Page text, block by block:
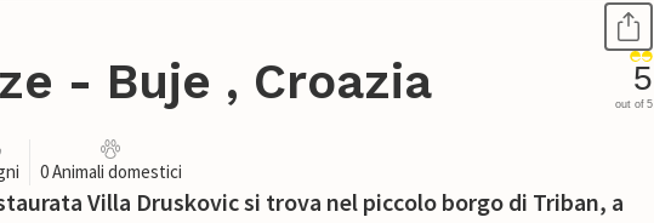
- Buje , Croazia 5
out of 5
0 Animali domestici
Villa Druskovic si trova nel piccolo borgo di Triban, a